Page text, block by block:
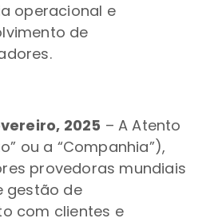
operacional e
de
2025 – A Atento
ou a “Companhia”),
provedoras mundiais
gestão de
com clientes e